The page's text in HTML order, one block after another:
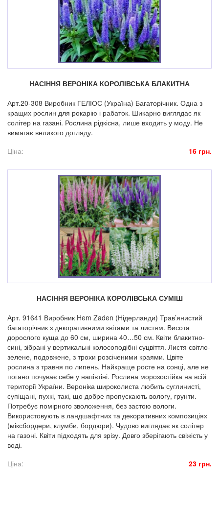
НАСІННЯ ВЕРОНІКА КОРОЛІВСЬКА БЛАКИТНА
Арт.20-308 Виробник ГЕЛІОС (Україна) Багаторічник. Одна з
кращих рослин для рокарію і рабаток. Шикарно виглядає як
солітер на газані. Рослина рідкісна, лише входить у моду. Не
вимагає великого догляду.
Ціна:
16 грн.
НАСІННЯ ВЕРОНІКА КОРОЛІВСЬКА СУМІШ
Арт. 91641 Виробник Hem Zaden (Нідерланди) Трав’янистий
багаторічник з декоративними квітами та листям. Висота
дорослого куща до 60 см, ширина 40…50 см. Квіти блакитно-
сині, зібрані у вертикальні колосоподібні суцвіття. Листя світло-
зелене, подовжене, з трохи розсіченими краями. Цвіте
рослина з травня по липень. Найкраще росте на сонці, але не
погано почуває себе у напівтіні. Рослина морозостійка на всій
території України. Вероніка широколиста любить суглинисті,
супіщані, пухкі, такі, що добре пропускають вологу, грунти.
Потребує помірного зволоження, без застою вологи.
Використовують в ландшафтних та декоративних композиціях
(міксбордери, клумби, бордюри). Чудово виглядає як солітер
на газоні. Квіти підходять для зрізу. Довго зберігають свіжість у
воді.
Ціна:
23 грн.